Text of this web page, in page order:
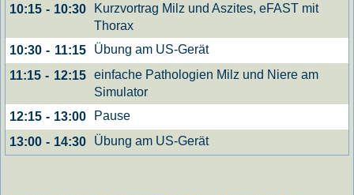
10:15 - 10:30
Kurzvortrag Milz und Aszites, eFAST mit
Thorax
10:30 - 11:15
Übung am US-Gerät
11:15 - 12:15 einfache Pathologien Milz und Niere am
Simulator
12:15 - 13:00
Pause
13:00 - 14:30 Übung am US-Gerät